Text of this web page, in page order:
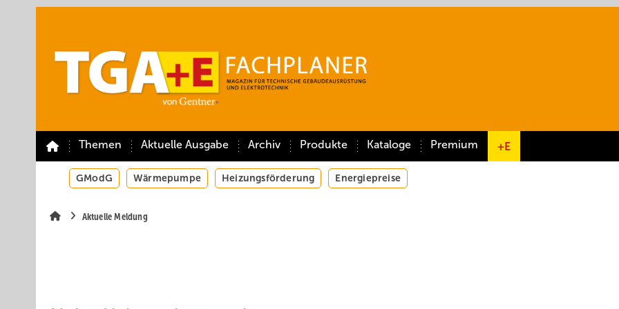
Themen Aktuelle Ausgabe Archiv Produkte Kataloge Premium +E
GModG Wärmepumpe Heizungsförderung Energiepreise
Aktuelle Meldung